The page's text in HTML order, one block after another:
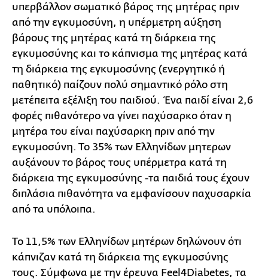
υπερβάλλον σωματικό βάρος της μητέρας πριν
από την εγκυμοσύνη, η υπέρμετρη αύξηση
βάρους της μητέρας κατά τη διάρκεια της
εγκυμοσύνης και το κάπνισμα της μητέρας κατά
τη διάρκεια της εγκυμοσύνης (ενεργητικό ή
παθητικό) παίζουν πολύ σημαντικό ρόλο στη
μετέπειτα εξέλιξη του παιδιού. Ένα παιδί είναι 2,6
φορές πιθανότερο να γίνει παχύσαρκο όταν η
μητέρα του είναι παχύσαρκη πριν από την
εγκυμοσύνη. Το 35% των Ελληνίδων μητερων
αυξάνουν το βάρος τους υπέρμετρα κατά τη
διάρκεια της εγκυμοσύνης -τα παιδιά τους έχουν
διπλάσια πιθανότητα να εμφανίσουν παχυσαρκία
από τα υπόλοιπα.
Το 11,5% των Ελληνίδων μητέρων δηλώνουν ότι
κάπνιζαν κατά τη διάρκεια της εγκυμοσύνης
τους. Σύμφωνα με την έρευνα Feel4Diabetes, τα